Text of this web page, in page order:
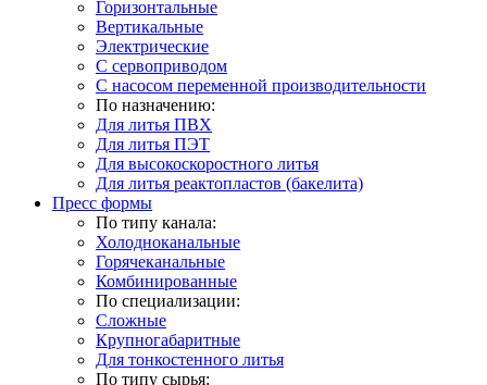
Горизонтальные
Вертикальные
Электрические
С сервоприводом
С насосом переменной производительности
По назначению:
Для литья ПВХ
Для литья ПЭТ
Для высокоскоростного литья
Для литья реактопластов (бакелита)
Пресс формы
По типу канала:
Холодноканальные
Горячеканальные
Комбинированные
По специализации:
Сложные
Крупногабаритные
Для тонкостенного литья
По типу сырья: